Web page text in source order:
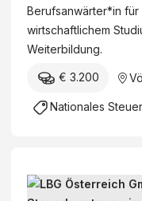
Berufsanwärter*in
wirtschaftlichem
Weiterbildung.
€ 3.200
Nationales
S